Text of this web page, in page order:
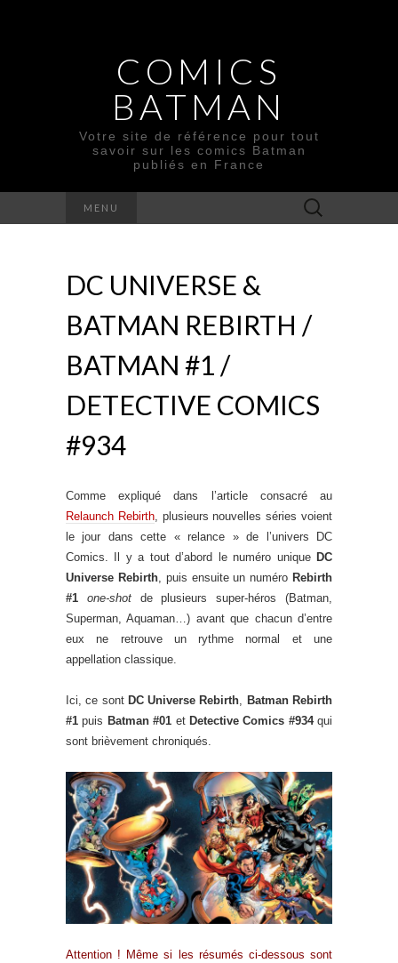
COMICS
BATMAN
Votre site de référence pour tout
savoir sur les comics Batman
publiés en France
MENU Rechercher :
DC UNIVERSE &
BATMAN REBIRTH /
BATMAN #1 /
DETECTIVE COMICS
#934
Comme expliqué dans l’article consacré au
Relaunch Rebirth, plusieurs nouvelles séries voient
le jour dans cette « relance » de l’univers DC
Comics. Il y a tout d’abord le numéro unique DC
Universe Rebirth, puis ensuite un numéro Rebirth
#1
one-shotde plusieurs super-héros (Batman,
Superman, Aquaman…) avant que chacun d’entre
eux ne retrouve un rythme normal et une
appellation classique.
Ici, ce sont DC Universe Rebirth, Batman Rebirth
#1 puis Batman #01 et Detective Comics #934qui
sont brièvement chroniqués.
Attention ! Même si les résumés ci-dessous sont